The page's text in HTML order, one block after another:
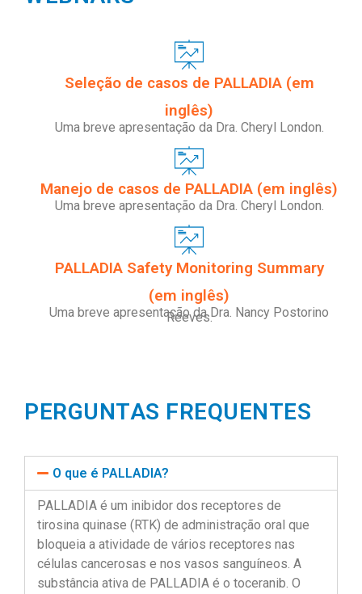
Seleção de casos de PALLADIA (em
inglês)
Uma breve apresentação da Dra. Cheryl London.
Manejo de casos de PALLADIA (em inglês)
Uma breve apresentação da Dra. Cheryl London.
PALLADIA Safety Monitoring Summary
(em inglês)
Uma breve apresentação da Dra. Nancy Postorino
Reeves.
PERGUNTAS FREQUENTES
O que é PALLADIA?
PALLADIA é um inibidor dos receptores de
tirosina quinase (RTK) de administração oral que
bloqueia a atividade de vários receptores nas
células cancerosas e nos vasos sanguíneos. A
substância ativa de PALLADIA é o toceranib. O